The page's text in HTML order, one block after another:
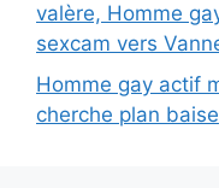
valère, Homme
sexcam vers
Homme gay actif
cherche plan baise